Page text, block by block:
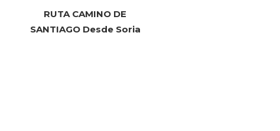
RUTA CAMINO DE
SANTIAGO Desde Soria